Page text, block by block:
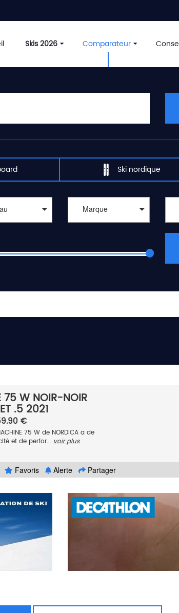
Skis 2026 Comparateur
Ski nordique
Marque
75 W NOIR-NOIR
.5 2021
€
75 W de NORDICA a de
et de perfor... voir plus
Favoris Alerte Partager